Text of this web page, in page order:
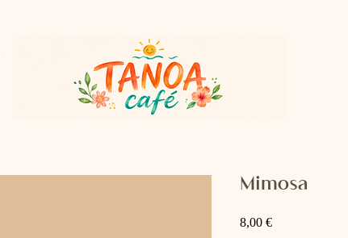
Mimosa
8,00 €Precio